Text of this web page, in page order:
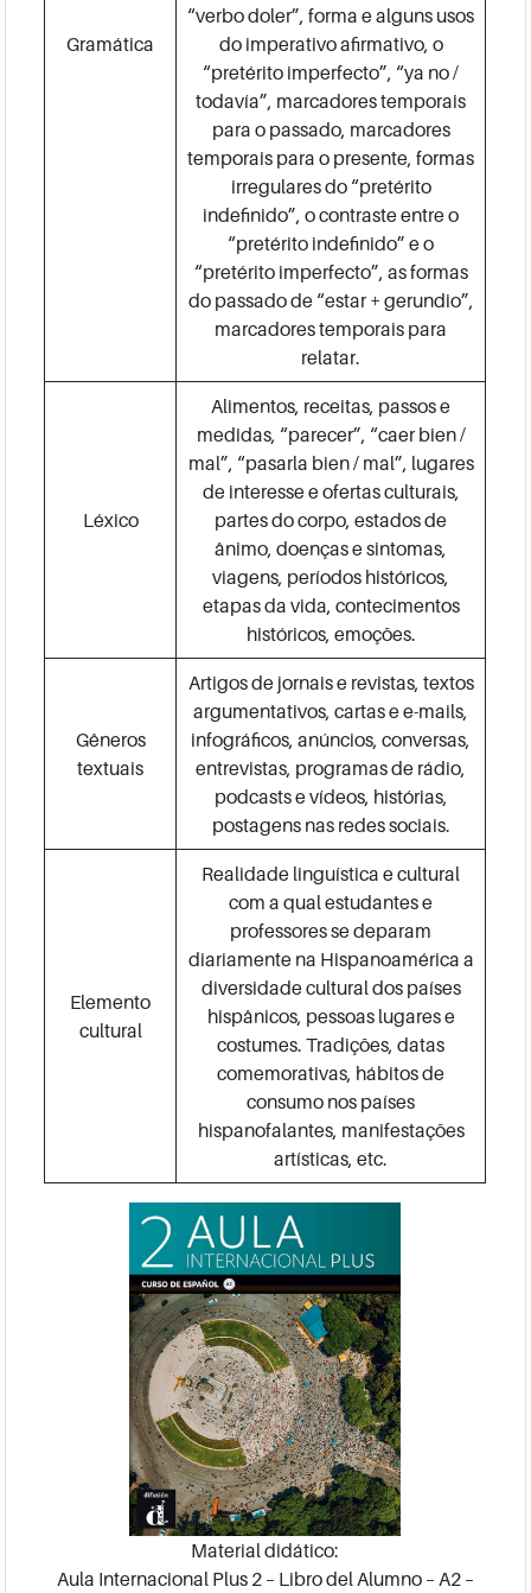
Gramática
“verbo doler”, forma e alguns usos
do imperativo afirmativo, o
“pretérito imperfecto”, “ya no /
todavía”, marcadores temporais
para o passado, marcadores
temporais para o presente, formas
irregulares do “pretérito
indefinido”, o contraste entre o
“pretérito indefinido” e o
“pretérito imperfecto”, as formas
do passado de “estar + gerundio”,
marcadores temporais para
relatar.
Léxico
Alimentos, receitas, passos e
medidas, “parecer”, “caer bien /
mal”, “pasarla bien / mal”, lugares
de interesse e ofertas culturais,
partes do corpo, estados de
ânimo, doenças e sintomas,
viagens, períodos históricos,
etapas da vida, contecimentos
históricos, emoções.
Gêneros
textuais
Artigos de jornais e revistas, textos
argumentativos, cartas e e-mails,
infográficos, anúncios, conversas,
entrevistas, programas de rádio,
podcasts e vídeos, histórias,
postagens nas redes sociais.
Elemento
cultural
Realidade linguística e cultural
com a qual estudantes e
professores se deparam
diariamente na Hispanoamérica a
diversidade cultural dos países
hispânicos, pessoas lugares e
costumes. Tradições, datas
comemorativas, hábitos de
consumo nos países
hispanofalantes, manifestações
artísticas, etc.
Material didático:
Aula Internacional Plus 2 – Libro del Alumno – A2 –